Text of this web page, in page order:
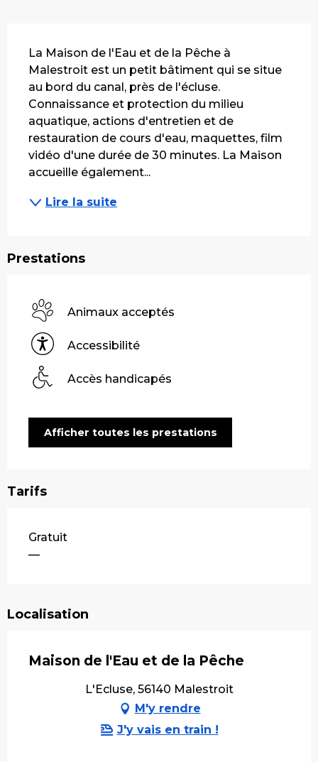
La Maison de l'Eau et de la Pêche à
Malestroit est un petit bâtiment qui se situe
au bord du canal, près de l'écluse.
Connaissance et protection du milieu
aquatique, actions d'entretien et de
restauration de cours d'eau, maquettes, film
vidéo d'une durée de 30 minutes. La Maison
accueille également...
Lire la suite
Prestations
Animaux acceptés
Accessibilité
Accès handicapés
Afficher toutes les prestations
Tarifs
Tarifs 2026
Gratuit
—
Localisation
Maison de l'Eau et de la Pêche
L'Ecluse, 56140 Malestroit
M'y rendre
J'y vais en train !